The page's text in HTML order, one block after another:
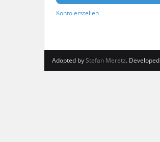
Konto erstellen
Adopted byStefan Meretz.